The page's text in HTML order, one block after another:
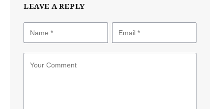
LEAVE A REPLY